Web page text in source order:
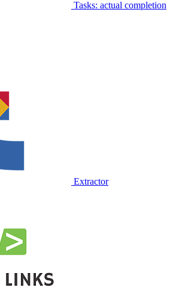
Tasks: actual completion
Extractor